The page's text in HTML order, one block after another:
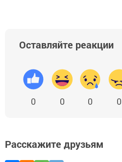
Оставляйте реакции
0 0 0 0
Расскажите друзьям